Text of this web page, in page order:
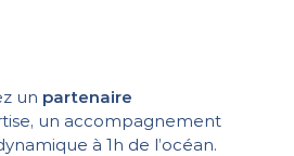
un partenaire
un accompagnement
à 1h de l’océan.